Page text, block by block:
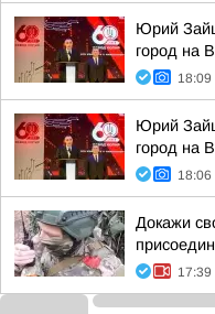
Юрий
город на
18:09
Юрий
город на
18:06
Докажи
17:39